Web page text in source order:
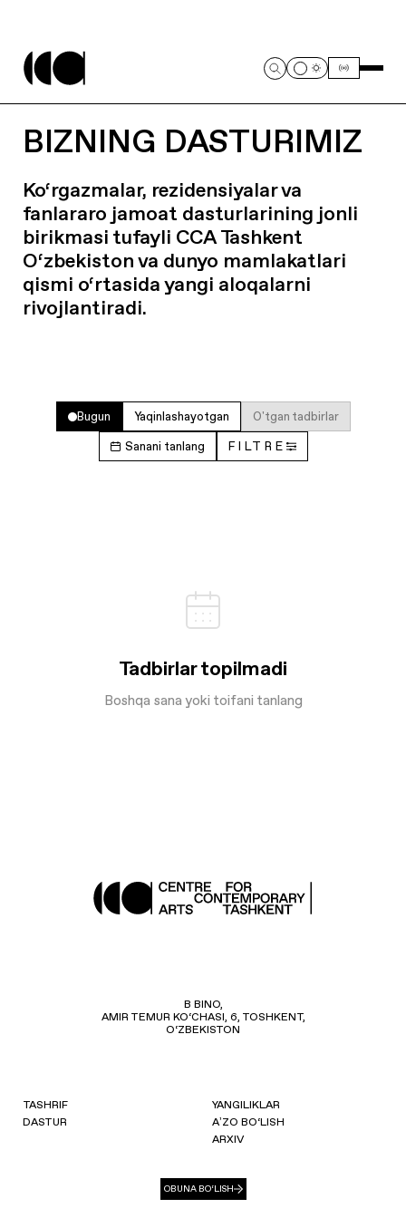
BIZNING DASTURIMIZ
Ko‘rgazmalar, rezidensiyalar va
fanlararo jamoat dasturlarining jonli
birikmasi tufayli CCA Tashkent
O‘zbekiston va dunyo mamlakatlari
qismi o‘rtasida yangi aloqalarni
rivojlantiradi.
Bugun Yaqinlashayotgan O'tgan tadbirlar
Sanani tanlang FILTRE
Tadbirlar topilmadi
Boshqa sana yoki toifani tanlang
B BINO,
AMIR TEMUR KO‘CHASI, 6, TOSHKENT,
O‘ZBEKISTON
TASHRIF
DASTUR
YANGILIKLAR
AʼZO BO‘LISH
ARXIV
OBUNA BO‘LISH